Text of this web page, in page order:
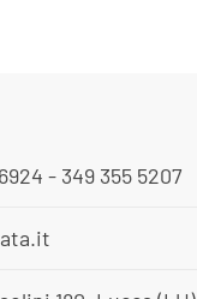
- 349 355 5207